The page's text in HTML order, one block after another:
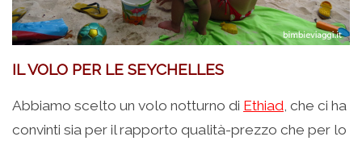
IL VOLO PER LE SEYCHELLES
Abbiamo scelto un volo notturno di Ethiad, che ci ha
convinti sia per il rapporto qualità-prezzo che per lo